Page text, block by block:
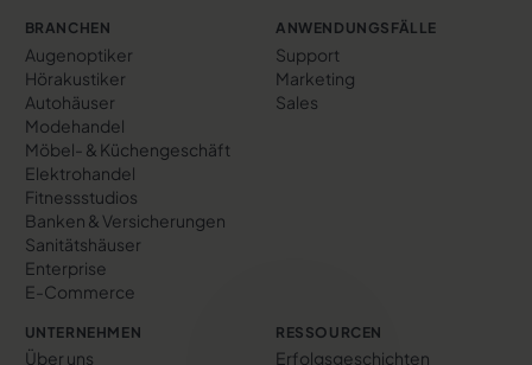
BRANCHEN
Augenoptiker
Hörakustiker
Autohäuser
Modehandel
Möbel- & Küchengeschäft
Elektrohandel
Fitnessstudios
Banken & Versicherungen
Sanitätshäuser
Enterprise
E-Commerce
ANWENDUNGSFÄLLE
Support
Marketing
Sales
UNTERNEHMEN
Über uns
RESSOURCEN
Erfolgs­geschichten